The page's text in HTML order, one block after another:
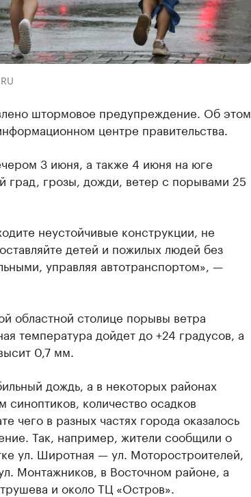
штормовое предупреждение. Об этом
центре правительства.
3 июня, а также 4 июня на юге
град, грозы, дожди, ветер с порывами 25
неустойчивые конструкции, не
детей и пожилых людей без
управляя автотранспортом», —
областной столице порывы ветра
температура дойдет до +24 градусов, а
0,7 мм.
дождь, а в некоторых районах
количество осадков
чего в разных частях города оказалось
Так, например, жители сообщили о
ул. Широтная — ул. Моторостроителей,
Монтажников, в Восточном районе, а
и около ТЦ «Остров».